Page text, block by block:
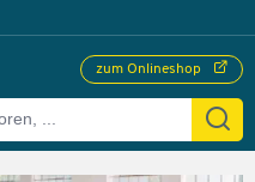
zum Onlineshop